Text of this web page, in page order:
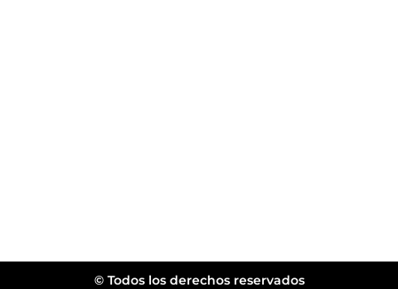
© Todos los derechos reservados